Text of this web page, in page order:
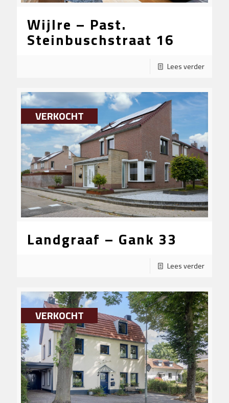
Wijlre – Past.
Steinbuschstraat 16
Lees verder
VERKOCHT
Landgraaf – Gank 33
Lees verder
VERKOCHT